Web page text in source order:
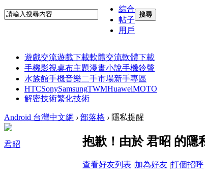
綜合
帖子
用戶
搜尋
遊戲交流遊戲下載軟體交流軟體下載
手機影視桌布主題漫畫小說手機鈴聲
水族館手機音樂二手市場新手專區
HTCSonySamsungTWMHuaweiMOTO
解密技術繁化技術
Android 台灣中文網 › 部落格 › 隱私提醒
君昭 抱歉！由於 君昭 的隱
查看好友列表 |加為好友 |打個招呼